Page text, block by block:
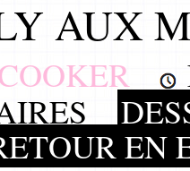
AUX
EN